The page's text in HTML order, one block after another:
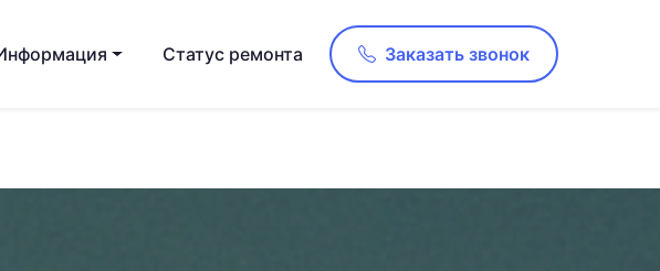
Статус ремонта Заказать звонок